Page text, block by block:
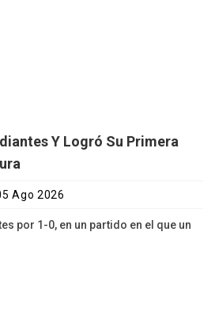
Y Logró Su Primera
Ago 2026
por 1-0, en un partido en el que un